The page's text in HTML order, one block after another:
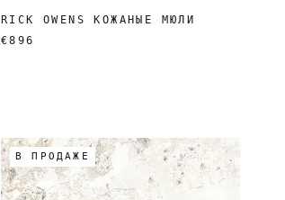
RICK OWENS КОЖАНЫЕ МЮЛИ
€896
В ПРОДАЖЕ